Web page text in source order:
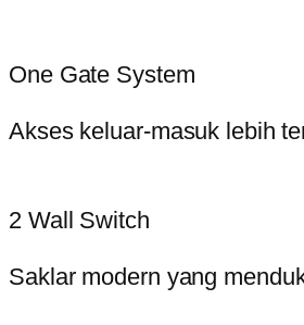
One Gate System
Akses keluar-masuk lebih
2 Wall Switch
Saklar modern yang